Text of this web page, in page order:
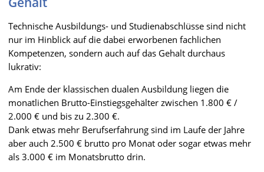
Technische Ausbildungs- und Studienabschlüsse sind nicht
nur im Hinblick auf die dabei erworbenen fachlichen
Kompetenzen, sondern auch auf das Gehalt durchaus
lukrativ:
Am Ende der klassischen dualen Ausbildung liegen die
monatlichen Brutto-Einstiegsgehälter zwischen 1.800 € /
2.000 € und bis zu 2.300 €.
Dank etwas mehr Berufserfahrung sind im Laufe der Jahre
aber auch 2.500 € brutto pro Monat oder sogar etwas mehr
als 3.000 € im Monatsbrutto drin.